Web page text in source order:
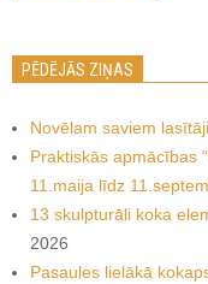
PĒDĒJĀS ZIŅAS
Novēlam saviem
Praktiskās apmācības
11.maija līdz
13 skulpturāli koka
2026
Pasaules lielākā